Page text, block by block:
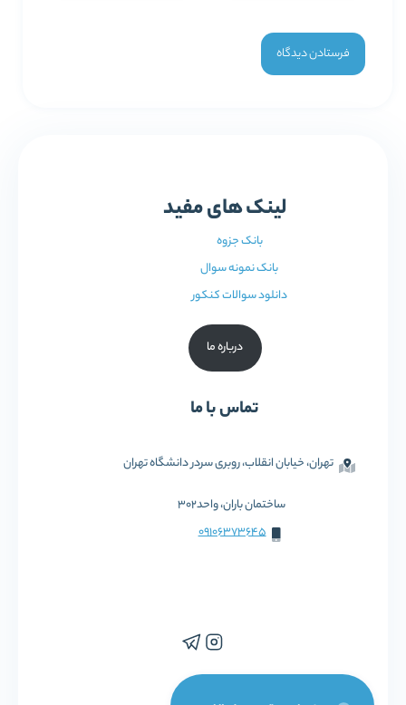
لینک های مفید
بانک جزوه
بانک نمونه سوال
دانلود سوالات کنکور
درباره ما
تماس با ما
تهران، خیابان انقلاب، روبری سردر دانشگاه تهران
ساختمان باران، واحد302
09106373645